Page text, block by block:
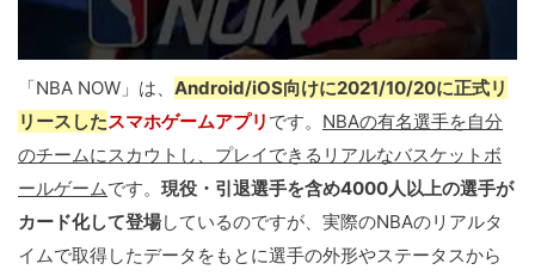
「NBA NOW」は、 Android/iOS向けに2021/10/20に正式リ
リースしたスマホゲームアプリ です。 NBAの有名選手を自分
のチームにスカウトし、プレイできるリアルなバスケットボ
ールゲームです。 現役・引退選手を含め4000人以上の選手が
カード化して登場しているのですが、実際のNBAのリアルタ
イムで取得したデータをもとに選手の外形やステータスから